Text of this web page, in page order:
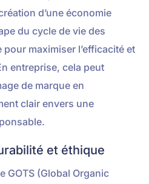
d’une économie
du cycle de vie des
maximiser l’efficacité et
entreprise, cela peut
de marque en
clair envers une
et éthique
GOTS (Global Organic